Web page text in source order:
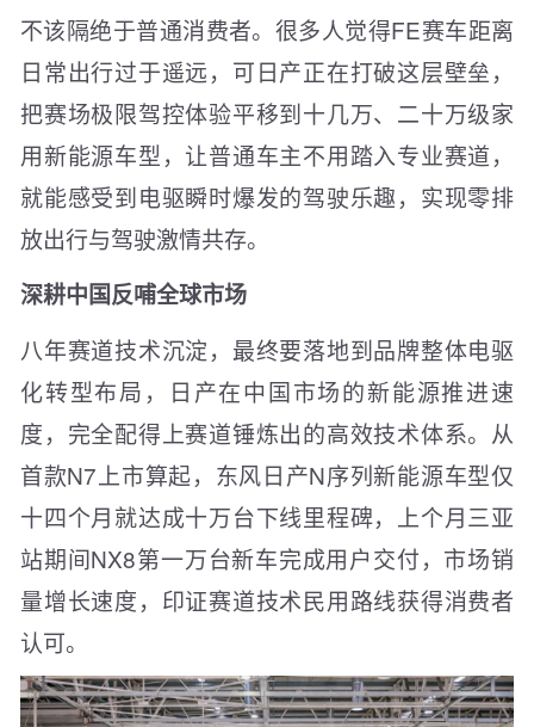
不该隔绝于普通消费者。很多人觉得FE赛车距离
日常出行过于遥远，可日产正在打破这层壁垒，
把赛场极限驾控体验平移到十几万、二十万级家
用新能源车型，让普通车主不用踏入专业赛道，
就能感受到电驱瞬时爆发的驾驶乐趣，实现零排
放出行与驾驶激情共存。
深耕中国反哺全球市场
八年赛道技术沉淀，最终要落地到品牌整体电驱
化转型布局，日产在中国市场的新能源推进速
度，完全配得上赛道锤炼出的高效技术体系。从
首款N7上市算起，东风日产N序列新能源车型仅
十四个月就达成十万台下线里程碑，上个月三亚
站期间NX8第一万台新车完成用户交付，市场销
量增长速度，印证赛道技术民用路线获得消费者
认可。